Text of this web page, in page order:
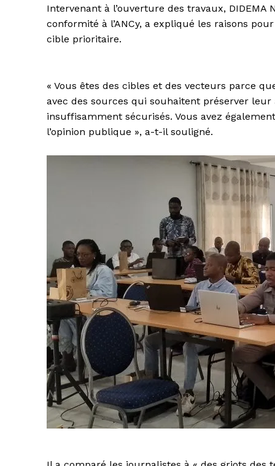
Intervenant à l’ouverture des travaux,
conformité à l’ANCy, a expliqué les raisons
cible prioritaire.
« Vous êtes des cibles et des vecteurs parce
avec des sources qui souhaitent préserver
insuffisamment sécurisés. Vous avez
l’opinion publique », a-t-il souligné.